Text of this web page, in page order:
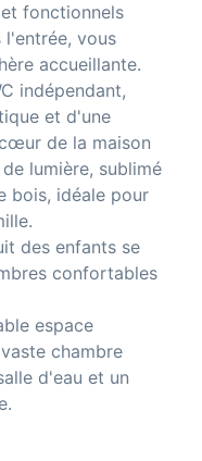
fonctionnels
l'entrée, vous
accueillante.
indépendant,
et d'une
de la maison
lumière, sublimé
bois, idéale pour
des enfants se
confortables
espace
chambre
d'eau et un